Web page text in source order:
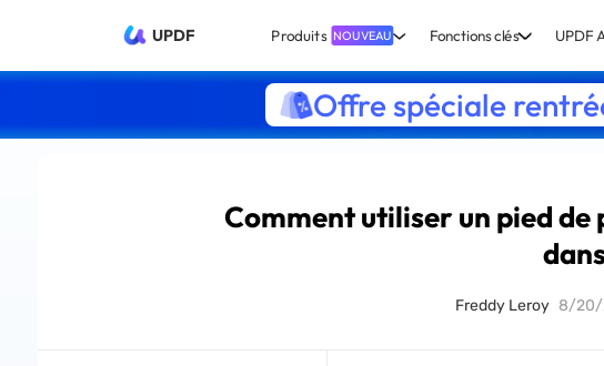
UPDF Produits NOUVEAU Fonctions clés UPDF
Offre spéciale
Comment utiliser un pied
Freddy Leroy 8/20/